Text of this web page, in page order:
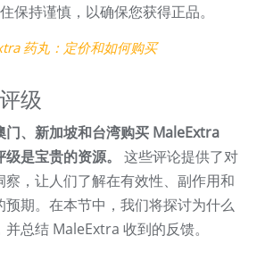
保持谨慎，以确保您获得正品。
药丸：定价和如何购买
级
门、新加坡和台湾购买 MaleExtra
是宝贵的资源。
这些评论提供了对
察，让人们了解在有效性、副作用和
预期。在本节中，我们将探讨为什么
总结 MaleExtra 收到的反馈。